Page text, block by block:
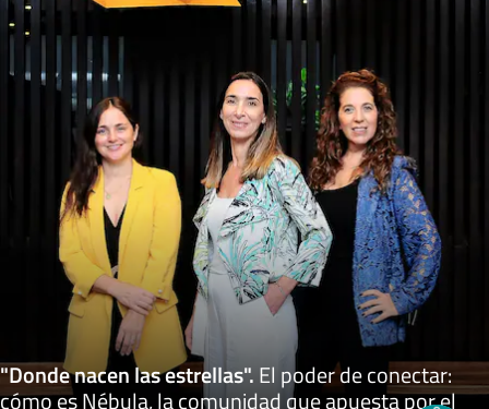
"Donde nacen las estrellas".El poder de conectar:
cómo es Nébula, la comunidad que apuesta por el